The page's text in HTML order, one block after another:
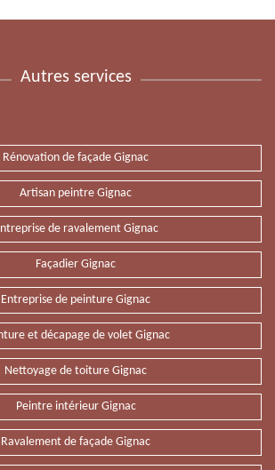
Autres services
Rénovation de façade Gignac
Artisan peintre Gignac
de ravalement Gignac
Façadier Gignac
Entreprise de peinture Gignac
et décapage de volet Gignac
Nettoyage de toiture Gignac
Peintre intérieur Gignac
Ravalement de façade Gignac